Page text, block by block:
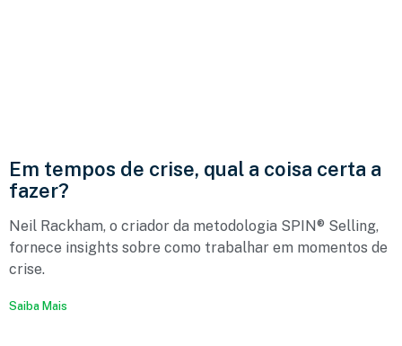
Em tempos de crise, qual a coisa certa a
fazer?
Neil Rackham, o criador da metodologia SPIN® Selling,
fornece insights sobre como trabalhar em momentos de
crise.
Saiba Mais